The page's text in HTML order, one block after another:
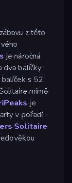
z této
je náročná
dva balíčky
s 52
mírně
je
v pořadí –
Solitaire